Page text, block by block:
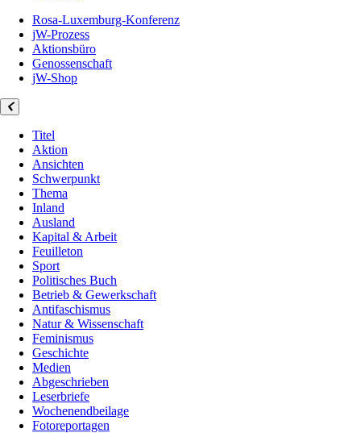
Rosa-Luxemburg-Konferenz
jW-Prozess
Aktionsbüro
Genossenschaft
jW-Shop
Titel
Aktion
Ansichten
Schwerpunkt
Thema
Inland
Ausland
Kapital & Arbeit
Feuilleton
Sport
Politisches Buch
Betrieb & Gewerkschaft
Antifaschismus
Natur & Wissenschaft
Feminismus
Geschichte
Medien
Abgeschrieben
Leserbriefe
Wochenendbeilage
Fotoreportagen